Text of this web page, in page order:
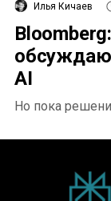
Илья Кичаев
AI
Но пока